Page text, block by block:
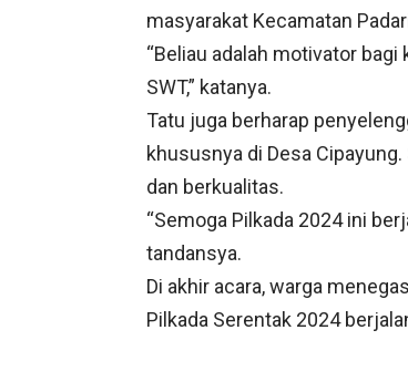
masyarakat Kecamatan
“Beliau adalah motivator
SWT,” katanya.
Tatu juga berharap
khususnya di Desa
dan berkualitas.
“Semoga Pilkada 2024 ini
tandansya.
Di akhir acara, warga
Pilkada Serentak 2024